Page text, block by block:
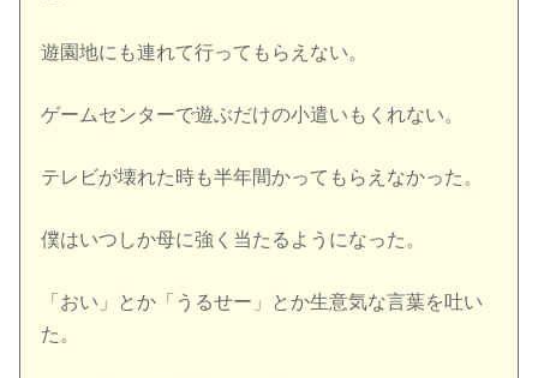
遊園地にも連れて行ってもらえない。
ゲームセンターで遊ぶだけの小遣いもくれない。
テレビが壊れた時も半年間かってもらえなかった。
僕はいつしか母に強く当たるようになった。
「おい」とか「うるせー」とか生意気な言葉を吐い
た。